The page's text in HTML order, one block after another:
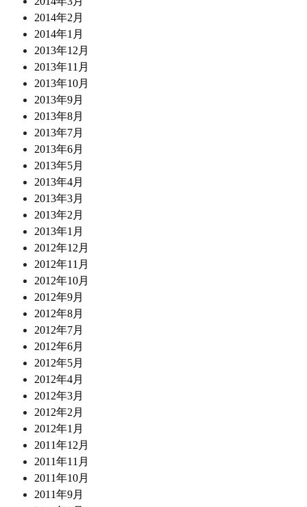
2014年2月
2014年1月
2013年12月
2013年11月
2013年10月
2013年9月
2013年8月
2013年7月
2013年6月
2013年5月
2013年4月
2013年3月
2013年2月
2013年1月
2012年12月
2012年11月
2012年10月
2012年9月
2012年8月
2012年7月
2012年6月
2012年5月
2012年4月
2012年3月
2012年2月
2012年1月
2011年12月
2011年11月
2011年10月
2011年9月